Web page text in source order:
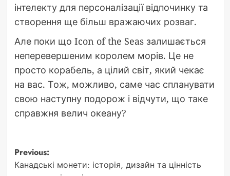
інтелекту для персоналізації відпочинку та
створення ще більш вражаючих розваг.
Але поки що Icon of the Seas залишається
неперевершеним королем морів. Це не
просто корабель, а цілий світ, який чекає
на вас. Тож, можливо, саме час спланувати
свою наступну подорож і відчути, що таке
справжня велич океану?
Post
Previous:
Канадські монети: історія, дизайн та цінність